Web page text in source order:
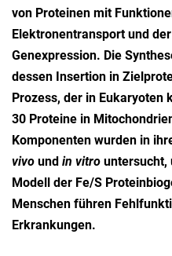
von Proteinen mit
Elektronentransport und
Genexpression. Die
dessen Insertion in
Prozess, der in Eukaryoten
30 Proteine in
Komponenten wurden in
vivo und in vitro untersucht,
Modell der Fe/S
Menschen führen
Erkrankungen.